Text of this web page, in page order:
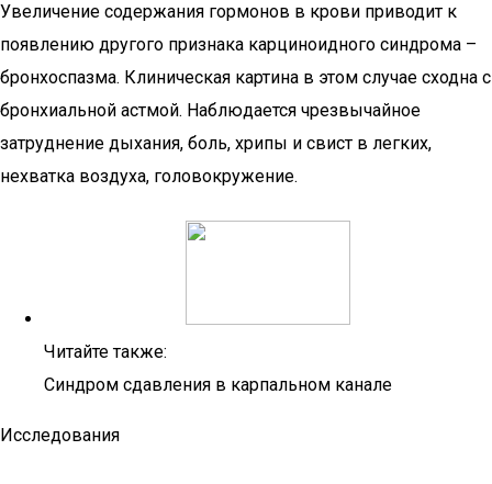
Увеличение содержания гормонов в крови приводит к
появлению другого признака карциноидного синдрома –
бронхоспазма. Клиническая картина в этом случае сходна с
бронхиальной астмой. Наблюдается чрезвычайное
затруднение дыхания, боль, хрипы и свист в легких,
нехватка воздуха, головокружение.
Читайте также:
Синдром сдавления в карпальном канале
Исследования